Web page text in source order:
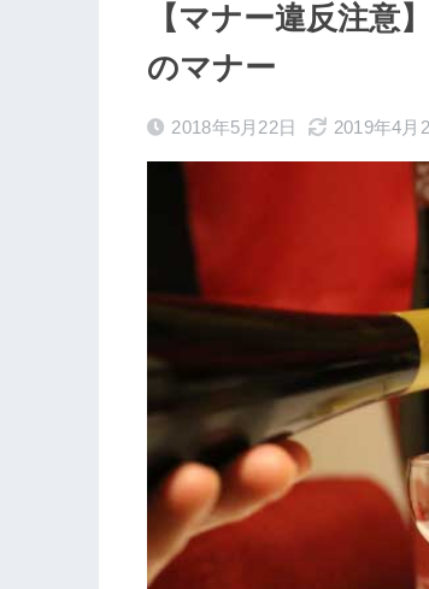
【マナー違反注意
のマナー
2018年5月22日 2019年4月